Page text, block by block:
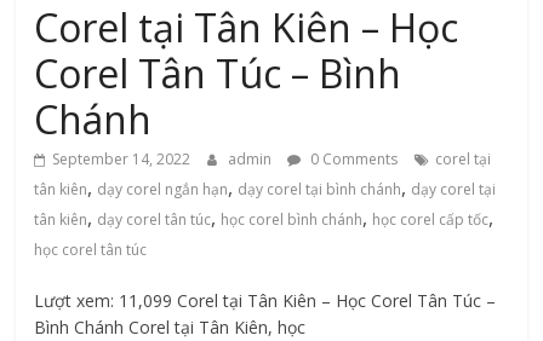
Corel tại Tân Kiên – Học
Corel Tân Túc – Bình
Chánh
September 14, 2022 admin 0 Comments
corel tại
tân kiên, dạy corel ngắn hạn, dạy corel tại bình chánh, dạy corel tại
tân kiên, dạy corel tân túc, học corel bình chánh, học corel cấp tốc,
học corel tân túc
Lượt xem: 11,099 Corel tại Tân Kiên – Học Corel Tân Túc –
Bình Chánh Corel tại Tân Kiên, học